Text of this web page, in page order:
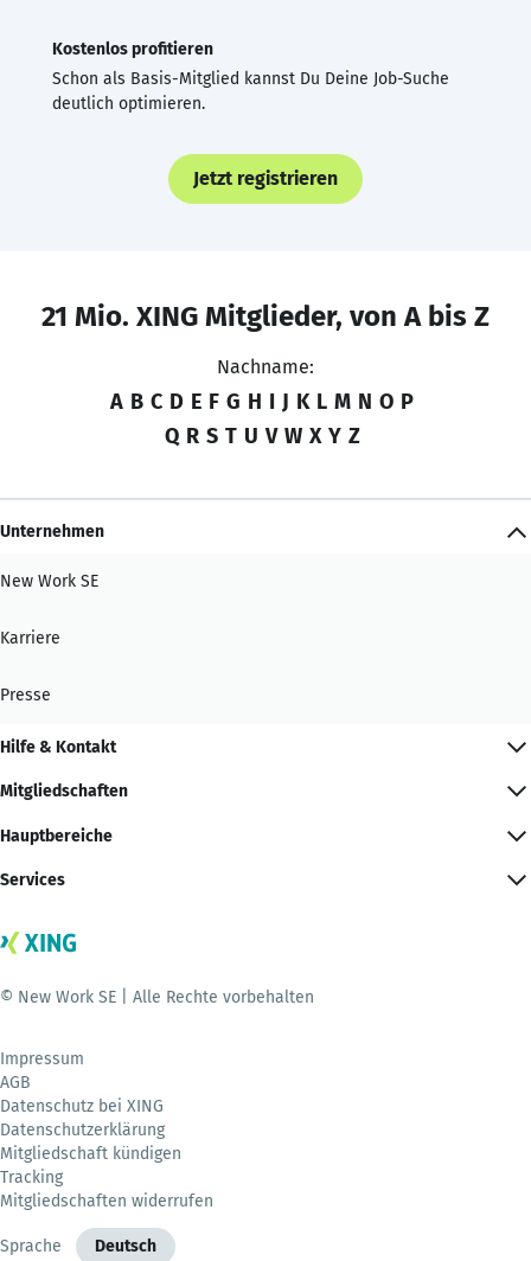
Kostenlos profitieren
Schon als Basis-Mitglied kannst Du Deine Job-Suche
deutlich optimieren.
Jetzt registrieren
21 Mio. XING Mitglieder, von A bis Z
Nachname:
A B C D E F G H I J K L M N O P
Q R S T U V W X Y Z
Unternehmen
New Work SE
Karriere
Presse
Hilfe & Kontakt
Mitgliedschaften
Hauptbereiche
Services
© New Work SE | Alle Rechte vorbehalten
Impressum
AGB
Datenschutz bei XING
Datenschutzerklärung
Mitgliedschaft kündigen
Tracking
Mitgliedschaften widerrufen
Sprache Deutsch